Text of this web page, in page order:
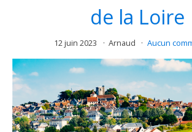
de la Loire
12 juin 2023 Arnaud Aucun